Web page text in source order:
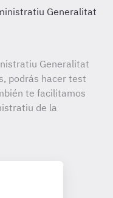
Generalitat
Generalitat
podrás hacer test
te facilitamos
de la